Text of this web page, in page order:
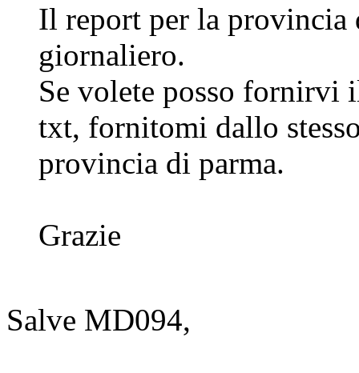
Il report per la provincia
giornaliero.
Se volete posso
txt, fornitomi dallo
provincia di parma.
Grazie
Salve MD094,